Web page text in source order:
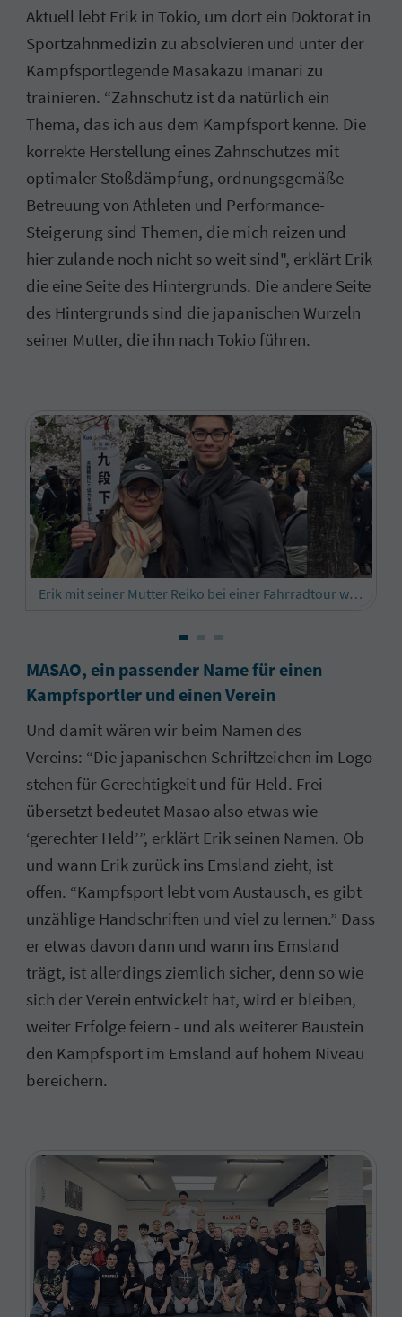
Aktuell lebt Erik in Tokio, um dort ein Doktorat in
Sportzahnmedizin zu absolvieren und unter der
Kampfsportlegende Masakazu Imanari zu
trainieren. “Zahnschutz ist da natürlich ein
Thema, das ich aus dem Kampfsport kenne. Die
korrekte Herstellung eines Zahnschutzes mit
optimaler Stoßdämpfung, ordnungsgemäße
Betreuung von Athleten und Performance-
Steigerung sind Themen, die mich reizen und
hier zulande noch nicht so weit sind", erklärt Erik
die eine Seite des Hintergrunds. Die andere Seite
des Hintergrunds sind die japanischen Wurzeln
seiner Mutter, die ihn nach Tokio führen.
Erik mit seiner Mutter Reiko bei einer Fahrradtour während der Kirschblütensaison
MASAO, ein passender Name für einen
Kampfsportler und einen Verein
Und damit wären wir beim Namen des
Vereins: “Die japanischen Schriftzeichen im Logo
stehen für Gerechtigkeit und für Held. Frei
übersetzt bedeutet Masao also etwas wie
‘gerechter Held’”, erklärt Erik seinen Namen. Ob
und wann Erik zurück ins Emsland zieht, ist
offen. “Kampfsport lebt vom Austausch, es gibt
unzählige Handschriften und viel zu lernen.” Dass
er etwas davon dann und wann ins Emsland
trägt, ist allerdings ziemlich sicher, denn so wie
sich der Verein entwickelt hat, wird er bleiben,
weiter Erfolge feiern - und als weiterer Baustein
den Kampfsport im Emsland auf hohem Niveau
bereichern.